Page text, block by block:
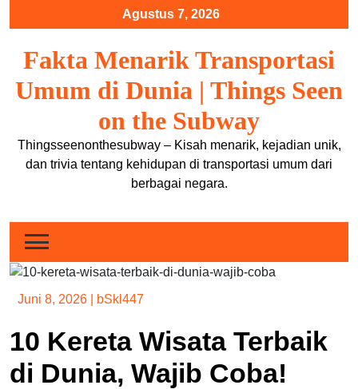
Agustus 7, 2026
Fakta Menarik Transportasi
Umum di Dunia | Things Seen
on the Subway
Thingsseenonthesubway – Kisah menarik, kejadian unik,
dan trivia tentang kehidupan di transportasi umum dari
berbagai negara.
Juni 8, 2026 bSkl447
10 Kereta Wisata Terbaik
di Dunia, Wajib Coba!